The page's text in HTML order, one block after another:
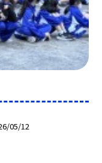
05/12